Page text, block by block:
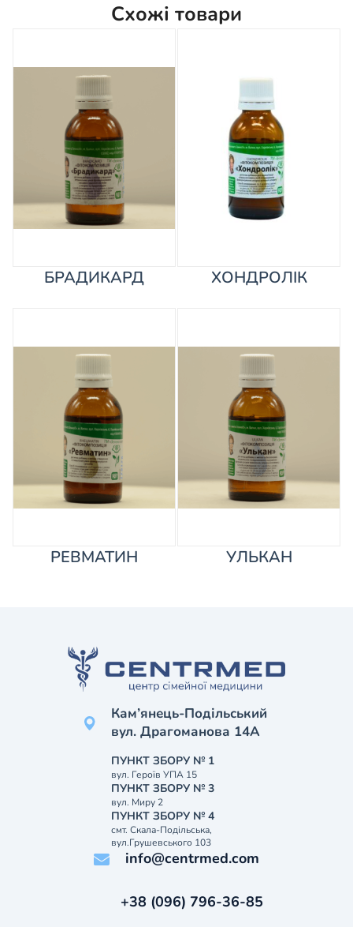
Схожі товари
БРАДИКАРД ХОНДРОЛІК
РЕВМАТИН УЛЬКАН
Кам’янець-Подільський
вул. Драгоманова 14А
ПУНКТ ЗБОРУ № 1
вул. Героїв УПА 15
ПУНКТ ЗБОРУ № 3
вул. Миру 2
ПУНКТ ЗБОРУ № 4
смт. Скала-Подільська,
вул.Грушевського 103
info@centrmed.com
+38 (096) 796-36-85